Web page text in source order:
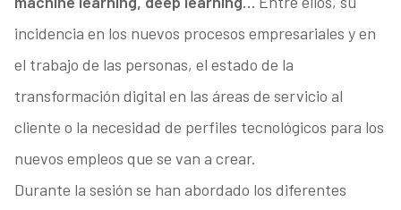
incidencia en los nuevos procesos empresariales y en
el trabajo de las personas, el estado de la
transformación digital en las áreas de servicio al
cliente o la necesidad de perfiles tecnológicos para los
nuevos empleos que se van a crear.
Durante la sesión se han abordado los diferentes